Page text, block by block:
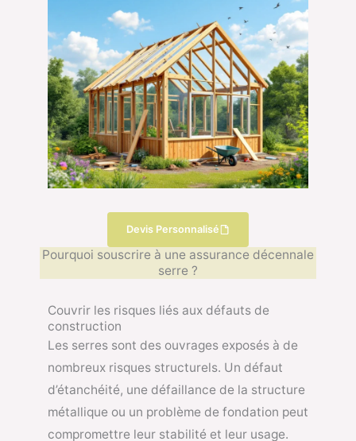
Devis Personnalisé
Pourquoi souscrire à une assurance décennale
serre ?
Couvrir les risques liés aux défauts de
construction
Les serres sont des ouvrages exposés à de
nombreux risques structurels. Un défaut
d’étanchéité, une défaillance de la structure
métallique ou un problème de fondation peut
compromettre leur stabilité et leur usage.